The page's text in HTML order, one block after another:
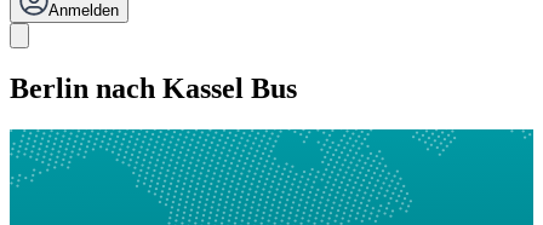
Anmelden
Berlin nach Kassel Bus